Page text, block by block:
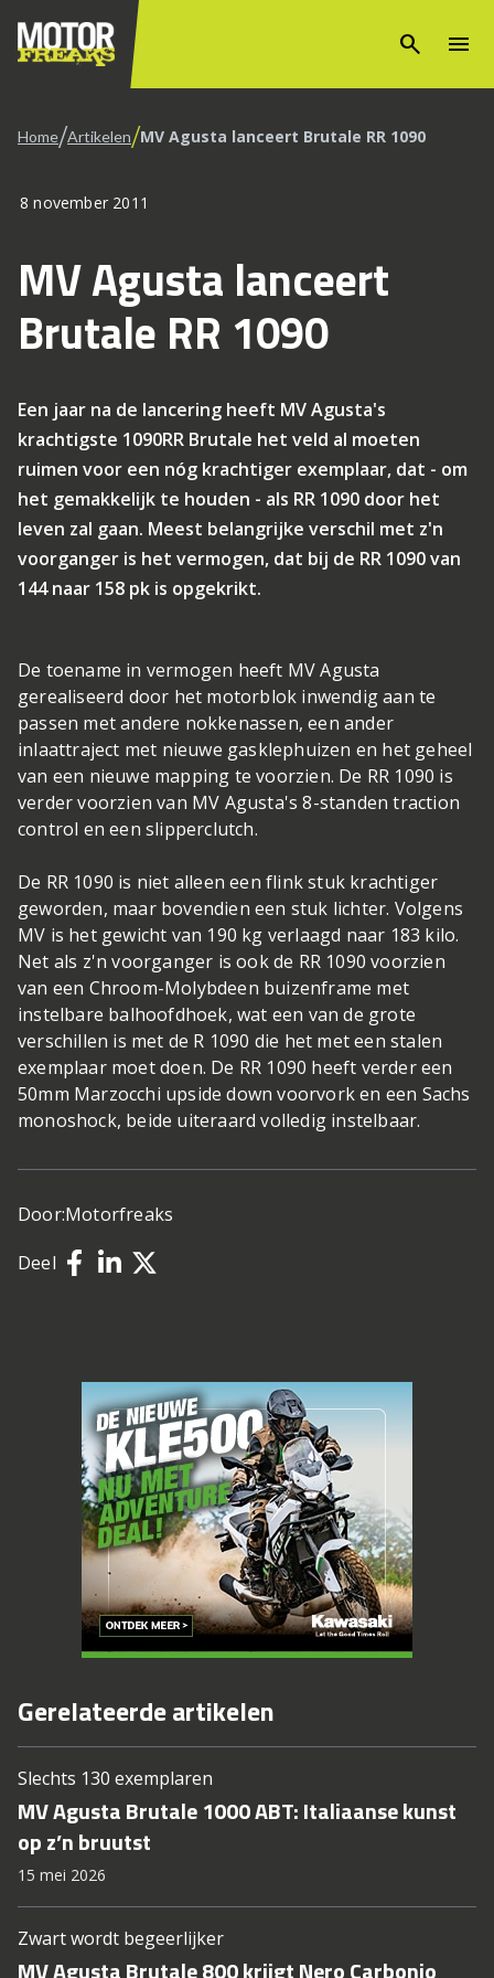
search menu
Home/Artikelen/MV Agusta lanceert Brutale RR 1090
8 november 2011
MV Agusta lanceert
Brutale RR 1090
Een jaar na de lancering heeft MV Agusta's
krachtigste 1090RR Brutale het veld al moeten
ruimen voor een nóg krachtiger exemplaar, dat - om
het gemakkelijk te houden - als RR 1090 door het
leven zal gaan. Meest belangrijke verschil met z'n
voorganger is het vermogen, dat bij de RR 1090 van
144 naar 158 pk is opgekrikt.
De toename in vermogen heeft MV Agusta
gerealiseerd door het motorblok inwendig aan te
passen met andere nokkenassen, een ander
inlaattraject met nieuwe gasklephuizen en het geheel
van een nieuwe mapping te voorzien. De RR 1090 is
verder voorzien van MV Agusta's 8-standen traction
control en een slipperclutch.
De RR 1090 is niet alleen een flink stuk krachtiger
geworden, maar bovendien een stuk lichter. Volgens
MV is het gewicht van 190 kg verlaagd naar 183 kilo.
Net als z'n voorganger is ook de RR 1090 voorzien
van een Chroom-Molybdeen buizenframe met
instelbare balhoofdhoek, wat een van de grote
verschillen is met de R 1090 die het met een stalen
exemplaar moet doen. De RR 1090 heeft verder een
50mm Marzocchi upside down voorvork en een Sachs
monoshock, beide uiteraard volledig instelbaar.
Door:Motorfreaks
Deel
Gerelateerde artikelen
Slechts 130 exemplaren
MV Agusta Brutale 1000 ABT: Italiaanse kunst
op z’n bruutst
15 mei 2026
Zwart wordt begeerlijker
MV Agusta Brutale 800 krijgt Nero Carbonio